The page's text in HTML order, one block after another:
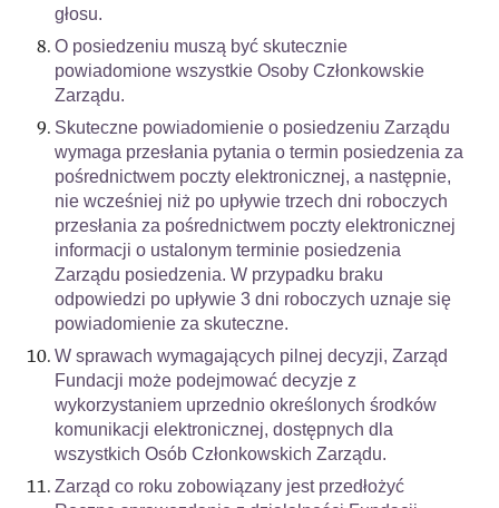
głosu.
O posiedzeniu muszą być skutecznie
powiadomione wszystkie Osoby Członkowskie
Zarządu.
Skuteczne powiadomienie o posiedzeniu Zarządu
wymaga przesłania pytania o termin posiedzenia za
pośrednictwem poczty elektronicznej, a następnie,
nie wcześniej niż po upływie trzech dni roboczych
przesłania za pośrednictwem poczty elektronicznej
informacji o ustalonym terminie posiedzenia
Zarządu posiedzenia. W przypadku braku
odpowiedzi po upływie 3 dni roboczych uznaje się
powiadomienie za skuteczne.
W sprawach wymagających pilnej decyzji, Zarząd
Fundacji może podejmować decyzje z
wykorzystaniem uprzednio określonych środków
komunikacji elektronicznej, dostępnych dla
wszystkich Osób Członkowskich Zarządu.
Zarząd co roku zobowiązany jest przedłożyć